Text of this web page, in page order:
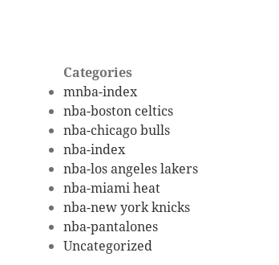
Categories
mnba-index
nba-boston celtics
nba-chicago bulls
nba-index
nba-los angeles lakers
nba-miami heat
nba-new york knicks
nba-pantalones
Uncategorized